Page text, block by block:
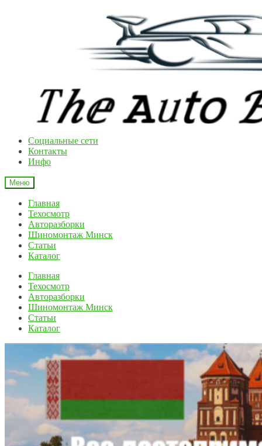
Cоциальные сети
Контакты
Инфо
Меню
Главная
Техосмотр
Авторазборки
Шиномонтаж Минск
Статьи
Каталог
Главная
Техосмотр
Авторазборки
Шиномонтаж Минск
Статьи
Каталог